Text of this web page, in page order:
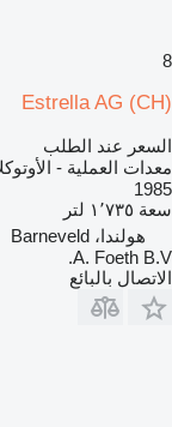
8
Estrella AG (CH)
السعر عند الطلب
معدات العملية -
1985
سعة ١٬٧٣٥ لتر
هولندا، Barneveld
A. Foeth B.V.
الاتصال بالبائع